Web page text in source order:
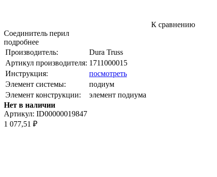
К сравнению
Соединитель перил
подробнее
Производитель:
Dura Truss
Артикул производителя: 1711000015
Инструкция:
посмотреть
Элемент системы:
подиум
Элемент конструкции:
элемент подиума
Нет в наличии
Артикул: ID00000019847
1 077,51 ₽